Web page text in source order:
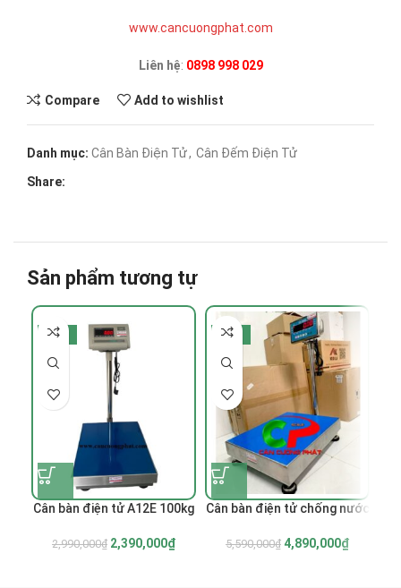
www.cancuongphat.com
Liên hệ: 0898 998 029
Compare Add to wishlist
Danh mục: Cân Bàn Điện Tử, Cân Đếm Điện Tử
Share:
Sản phẩm tương tự
-20%
Cân bàn điện tử A12E 100kg
2,990,000₫ 2,390,000₫
-13%
Cân bàn điện tử chống nước
5,590,000₫ 4,890,000₫